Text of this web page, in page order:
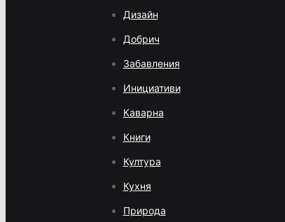
Дизайн
Добрич
Забавления
Инициативи
Каварна
Книги
Култура
Кухня
Природа